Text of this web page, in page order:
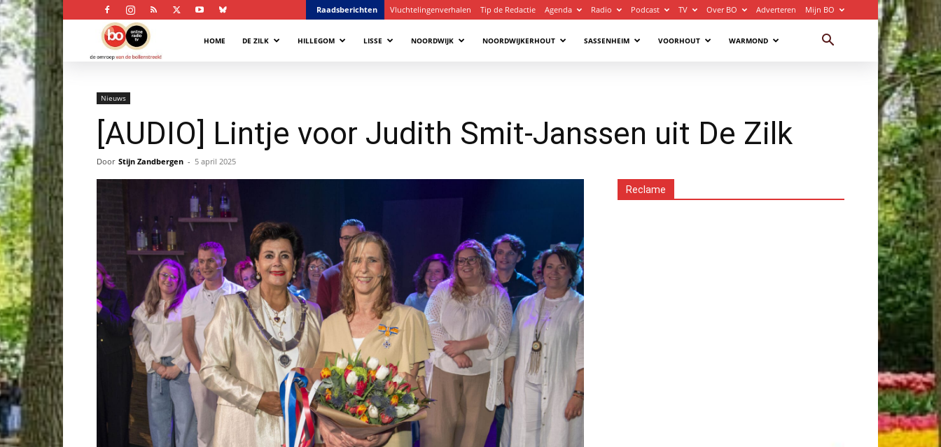
Raadsberichten Vluchtelingenverhalen Tip de Redactie Agenda Radio Podcast TV Over BO Adverteren Mijn BO
Bollenstreek
HOME DE ZILK HILLEGOM LISSE NOORDWIJK NOORDWIJKERHOUT SASSENHEIM VOORHOUT WARMOND
Nieuws
[AUDIO] Lintje voor Judith Smit-Janssen uit De Zilk
Door Stijn Zandbergen - 5 april 2025
Reclame